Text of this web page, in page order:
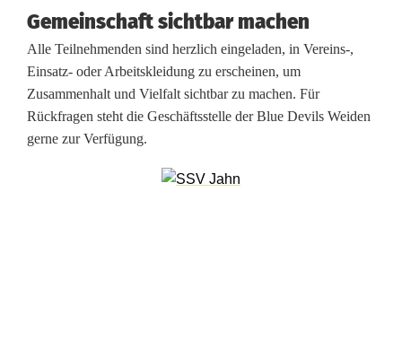
a
g
b
e
i
Gemeinschaft sichtbar machen
Alle Teilnehmenden sind herzlich eingeladen, in Vereins-,
Einsatz- oder Arbeitskleidung zu erscheinen, um
Zusammenhalt und Vielfalt sichtbar zu machen. Für
Rückfragen steht die Geschäftsstelle der Blue Devils Weiden
gerne zur Verfügung.